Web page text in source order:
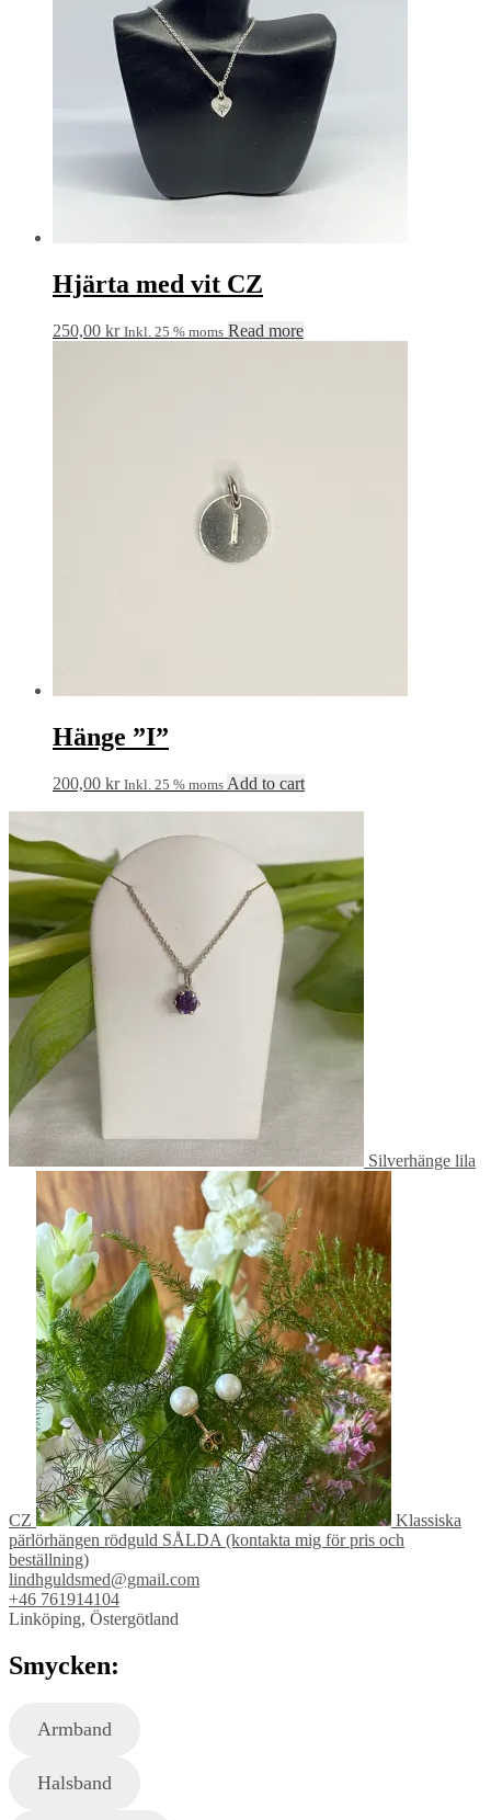
Hjärta med vit CZ
250,00 kr Inkl. 25 % moms Read more
Hänge ”I”
200,00 kr Inkl. 25 % moms Add to cart
Silverhänge lila
CZ
Klassiska
pärlörhängen rödguld SÅLDA (kontakta mig för pris och
beställning)
lindhguldsmed@gmail.com
+46 761914104
Linköping, Östergötland
Smycken:
Armband
Halsband